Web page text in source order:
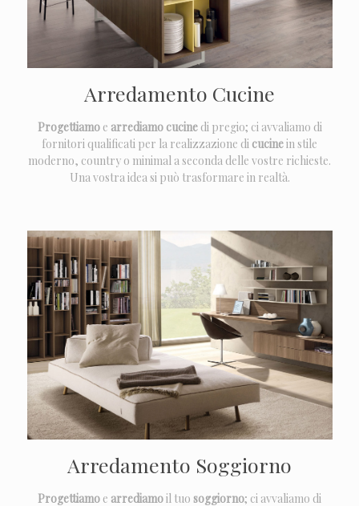
Arredamento Cucine
Progettiamo e arrediamo cucine di pregio; ci avvaliamo di
fornitori qualificati per la realizzazione di cucinein stile
moderno, country o minimal a seconda delle vostre richieste.
Una vostra idea si può trasformare in realtà.
Arredamento Soggiorno
Progettiamo e arrediamoil tuo soggiorno; ci avvaliamo di